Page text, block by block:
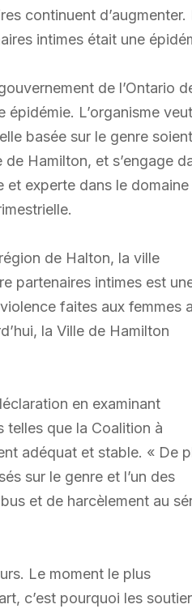
continuent d’augmenter.
intimes était une
de l’Ontario
L’organisme
basée sur le genre soient
Hamilton, et s’engage
et experte dans le
de Halton, la ville
partenaires intimes est
faites aux femmes
la Ville de Hamilton
en examinant
telles que la Coalition à
adéquat et stable. « De
sur le genre et l’un des
et de harcèlement au
Le moment le plus
c’est pourquoi les